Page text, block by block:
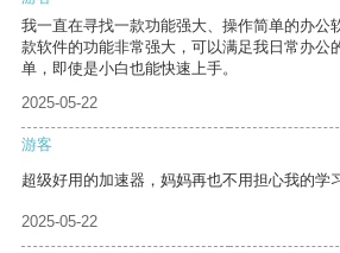
我一直在寻找一款功能强大、操作简单的办公
款软件的功能非常强大，可以满足我日常办公
单，即使是小白也能快速上手。
2025-05-22
游客
超级好用的加速器，妈妈再也不用担心我的学
2025-05-22